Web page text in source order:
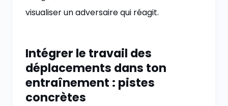
visualiser un adversaire qui réagit.
Intégrer le travail des
déplacements dans ton
entraînement : pistes
concrètes